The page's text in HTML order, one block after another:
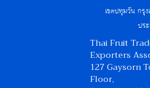
เขตปทุมวัน กรุ
ปร
Thai Fruit
Exporters
127 Gaysorn
Floor,